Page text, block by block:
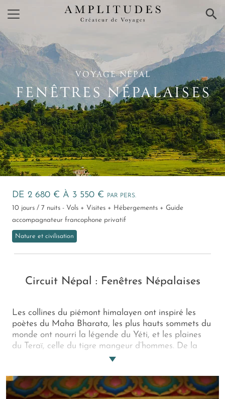
×
VOYAGE NÉPAL
FENÊTRES NÉPALAISES
DE 2 680 € À 3 550 € PAR PERS.
10 jours / 7 nuits - Vols + Visites + Hébergements + Guide
accompagnateur francophone privatif
Nature et civilisation
Circuit Népal : Fenêtres Népalaises
Les collines du piémont himalayen ont inspiré les
poètes du Maha Bharata, les plus hauts sommets du
monde ont nourri la légende du Yéti, et les plaines
du Teraï, celle du tigre mangeur d’hommes. De la
vallée de Katmandou à Pokhara en passant par les
travers les légendes et les siècles...